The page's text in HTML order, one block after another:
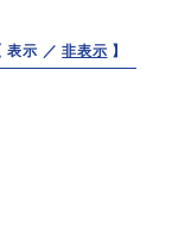
表示 ／非表示 】